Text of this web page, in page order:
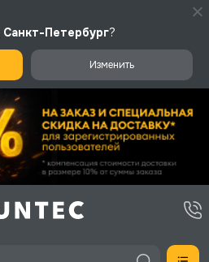
Санкт-Петербург?
Изменить